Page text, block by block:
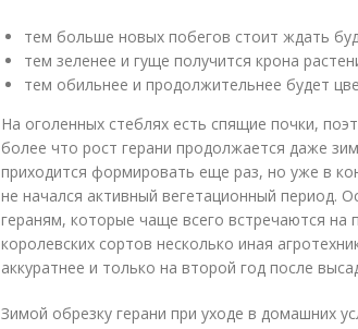
тем больше новых побегов стоит ждать
тем зеленее и гуще получится крона
тем обильнее и продолжительнее будет
На оголенных стеблях есть спящие почки,
более что рост герани продолжается даже
приходится формировать еще раз, но уже в
не начался активный вегетационный период.
гераням, которые чаще всего встречаются
королевских сортов несколько иная
аккуратнее и только на второй год после
Зимой обрезку герани при уходе в домашних